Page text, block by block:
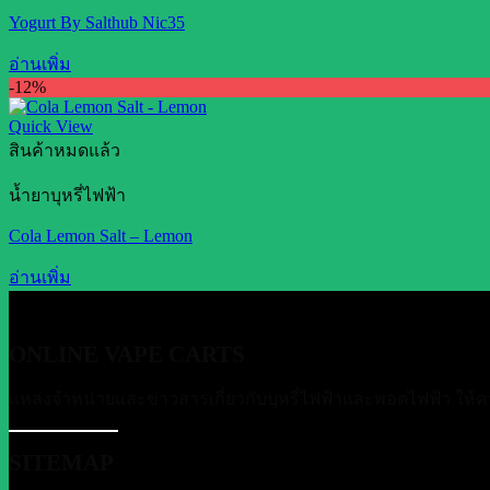
Yogurt By Salthub Nic35
อ่านเพิ่ม
-12%
Quick View
สินค้าหมดแล้ว
น้ำยาบุหรี่ไฟฟ้า
Cola Lemon Salt – Lemon
อ่านเพิ่ม